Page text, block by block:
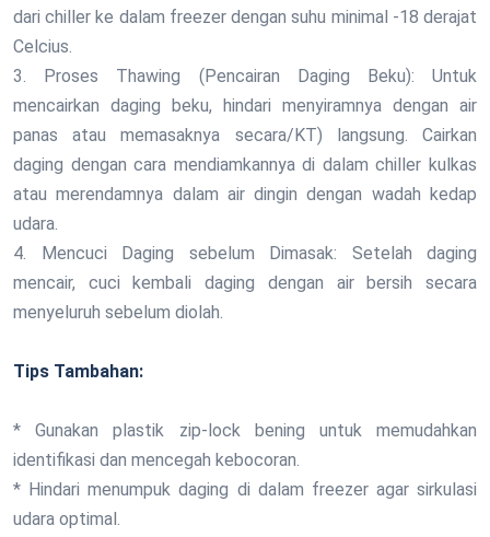
dari chiller ke dalam freezer dengan suhu minimal -18 derajat
Celcius.
3. Proses Thawing (Pencairan Daging Beku): Untuk
mencairkan daging beku, hindari menyiramnya dengan air
panas atau memasaknya secara/KT) langsung. Cairkan
daging dengan cara mendiamkannya di dalam chiller kulkas
atau merendamnya dalam air dingin dengan wadah kedap
udara.
4. Mencuci Daging sebelum Dimasak: Setelah daging
mencair, cuci kembali daging dengan air bersih secara
menyeluruh sebelum diolah.
Tips Tambahan:
* Gunakan plastik zip-lock bening untuk memudahkan
identifikasi dan mencegah kebocoran.
* Hindari menumpuk daging di dalam freezer agar sirkulasi
udara optimal.